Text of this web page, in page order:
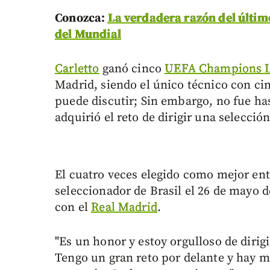
Conozca:La verdadera razón del
del Mundial
Carlettoganó cincoUEFA Champions
Madrid, siendo el único técnico con
puede discutir; Sin embargo, no fue
adquirió el reto de dirigir una
El cuatro veces elegido como mejor
seleccionador de Brasil el 26 de mayo
con elReal Madrid.
"Es un honor y estoy orgulloso de
Tengo un gran reto por delante y hay